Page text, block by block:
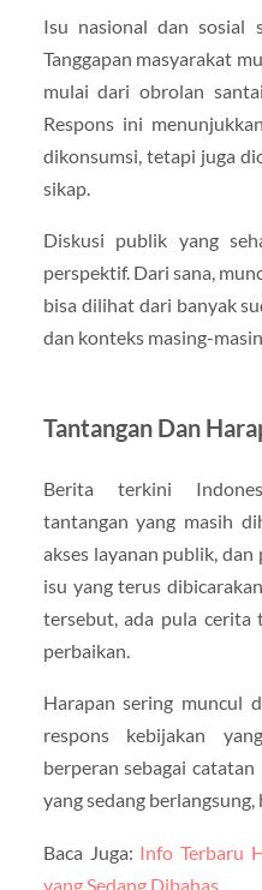
Isu nasional dan sosial
Tanggapan masyarakat
mulai dari obrolan
Respons ini
dikonsumsi, tetapi juga
sikap.
Diskusi publik yang
perspektif. Dari sana,
bisa dilihat dari banyak
dan konteks masing-
Tantangan Dan
Berita terkini
tantangan yang masih
akses layanan publik,
isu yang terus
tersebut, ada pula cerita
perbaikan.
Harapan sering muncul
respons kebijakan
berperan sebagai
yang sedang
Baca Juga: Info Terbaru
yang Sedang Dibahas